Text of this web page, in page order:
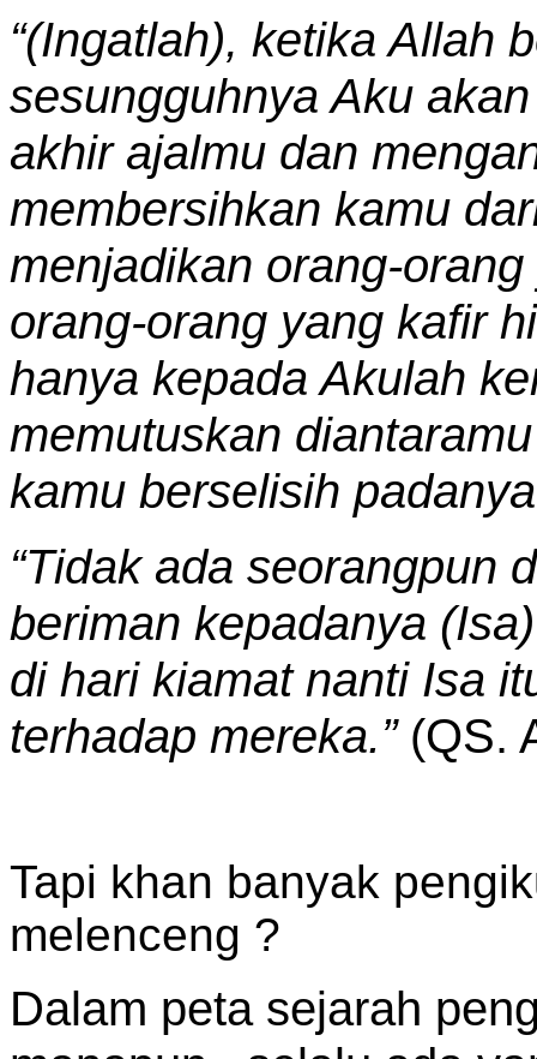
“(Ingatlah), ketika Allah
sesungguhnya Aku
akhir ajalmu dan
membersihkan kamu
menjadikan orang-
orang-orang yang kafir
hanya kepada Akulah
memutuskan
kamu berselisih
“Tidak ada seorangpun
beriman kepadanya
di hari kiamat nanti Isa
terhadap mereka.”(QS.
Tapi khan banyak
melenceng ?
Dalam peta sejarah